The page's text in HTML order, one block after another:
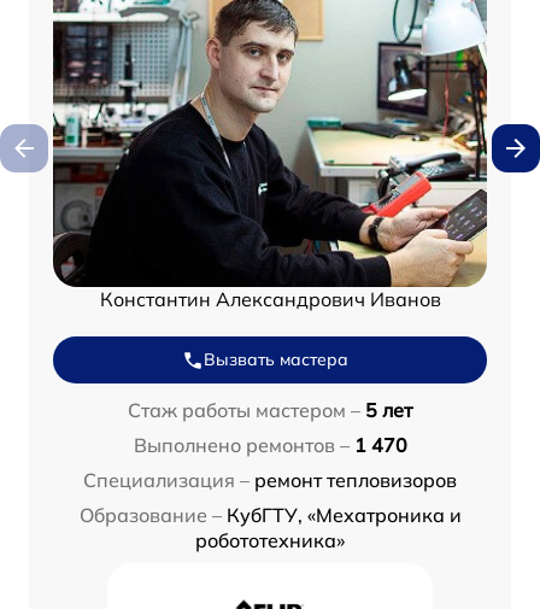
Константин Александрович Иванов
Вызвать мастера
Стаж работы мастером – 5 лет
Выполнено ремонтов – 1 470
Специализация – ремонт тепловизоров
Образование – КубГТУ, «Мехатроника и
робототехника»